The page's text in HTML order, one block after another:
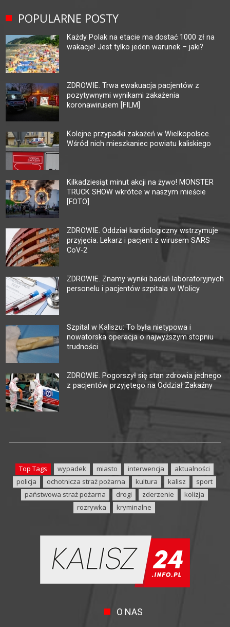
POPULARNE POSTY
Każdy Polak na etacie ma dostać 1000 zł na
wakacje! Jest tylko jeden warunek – jaki?
ZDROWIE. Trwa ewakuacja pacjentów z
pozytywnymi wynikami zakażenia
koronawirusem [FILM]
Kolejne przypadki zakażeń w Wielkopolsce.
Wśród nich mieszkaniec powiatu kaliskiego
Kilkadziesiąt minut akcji na żywo! MONSTER
TRUCK SHOW wkrótce w naszym mieście
[FOTO]
ZDROWIE. Oddział kardiologiczny wstrzymuje
przyjęcia. Lekarz i pacjent z wirusem SARS
CoV-2
ZDROWIE. Znamy wyniki badań laboratoryjnych
personelu i pacjentów szpitala w Wolicy
Szpital w Kaliszu: To była nietypowa i
nowatorska operacja o najwyższym stopniu
trudności
ZDROWIE. Pogorszył się stan zdrowia jednego
z pacjentów przyjętego na Oddział Zakaźny
Top Tags wypadek miasto interwencja
aktualności
policja
ochotnicza straż pożarna kultura kalisz
sport
państwowa straż pożarna
drogi zderzenie
kolizja
rozrywka
kryminalne
O NAS